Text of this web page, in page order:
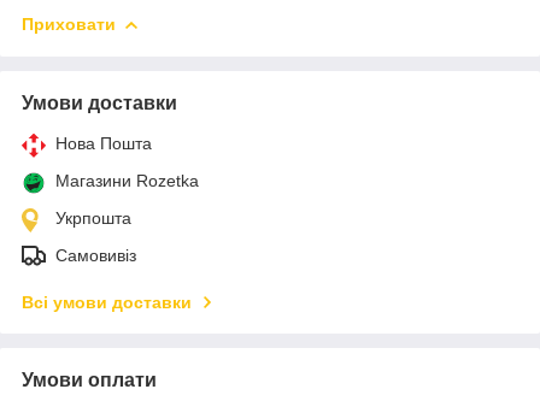
Приховати
Умови доставки
Нова Пошта
Магазини Rozetka
Укрпошта
Самовивіз
Всі умови доставки
Умови оплати